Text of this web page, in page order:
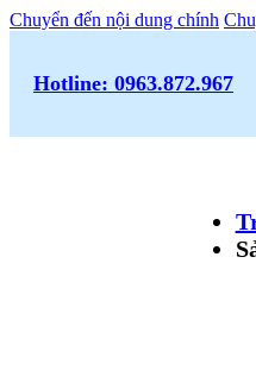
Chuyển đến nội dung chính
Hotline: 0963.872.967